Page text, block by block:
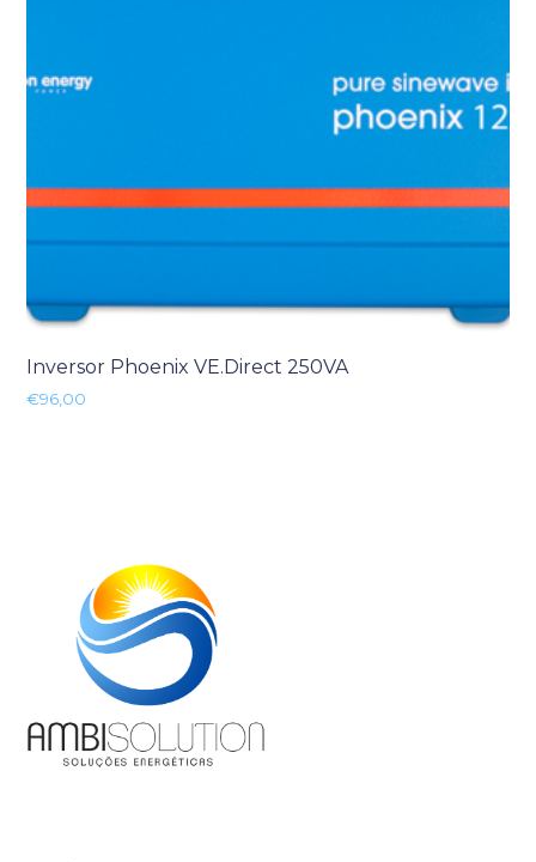
Inversor Phoenix VE.Direct 250VA
€96,00